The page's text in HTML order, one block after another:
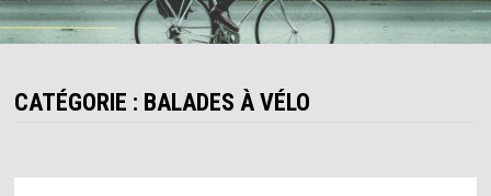
CATÉGORIE : BALADES À VÉLO